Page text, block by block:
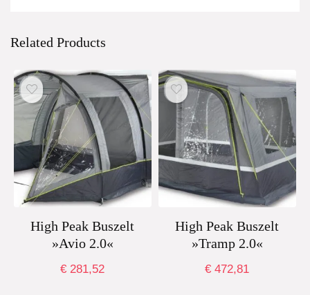
Related Products
High Peak Buszelt
»Avio 2.0«
€ 281,52
High Peak Buszelt
»Tramp 2.0«
€ 472,81